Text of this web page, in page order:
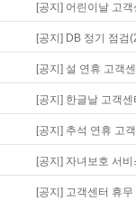
[공지] 어린이날 고
[공지] DB 정기 점검
[공지] 설 연휴 고객
[공지] 한글날 고객
[공지] 추석 연휴 고
[공지] 자녀보호 서
[공지] 고객센터 휴